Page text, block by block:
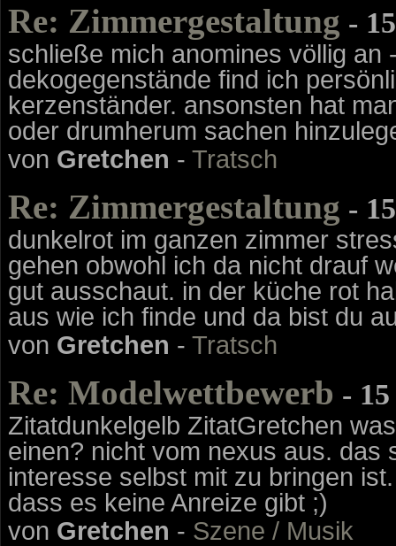
Re: Zimmergestaltung -
schließe mich anomines völlig an
dekogegenstände find ich
kerzenständer. ansonsten hat
oder drumherum sachen
von Gretchen - Tratsch
Re: Zimmergestaltung -
dunkelrot im ganzen zimmer
gehen obwohl ich da nicht drauf
gut ausschaut. in der küche rot
aus wie ich finde und da bist du
von Gretchen - Tratsch
Re: Modelwettbewerb -
Zitatdunkelgelb ZitatGretchen
einen? nicht vom nexus aus. das
interesse selbst mit zu bringen
dass es keine Anreize gibt ;)
von Gretchen - Szene / Musik